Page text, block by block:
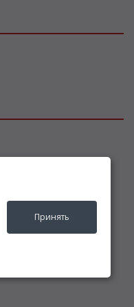
или Вам требуется
Принять